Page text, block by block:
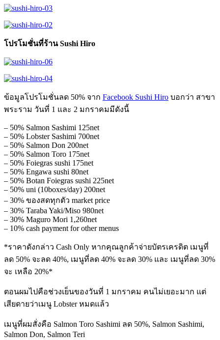
โปรโมชั่นที่ร้าน Sushi Hiro
ข้อมูลโปรโมชั่นลด 50% จาก Facebook Sushi Hiro บอกว่า สาขา
พระราม วันที่ 1 และ 2 มกราคมมีดังนี้
– 50% Salmon Sashimi 125net
– 50% Lobster Sashimi 700net
– 50% Salmon Don 200net
– 50% Salmon Toro 175net
– 50% Foiegras sushi 175net
– 50% Engawa sushi 80net
– 50% Botan Foiegras sushi 225net
– 50% uni (10boxes/day) 200net
– 30% ของสดทุกตัว market price
– 30% Taraba Yaki/Miso 980net
– 30% Maguro Mori 1,260net
– 10% cash payment for other menus
*ราคาดังกล่าว Cash Only หากคุณลูกค้าจ่ายบัตรเครดิต เมนูที่
ลด 50% จะลด 40%, เมนูที่ลด 40% จะลด 30% และ เมนูที่ลด 30%
จะ เหลือ 20%*
ตอนผมไปคือช่วงเย็นของวันที่ 1 มกราคม คนไม่เยอะมาก แต่
เสียดายว่าเมนู Lobster หมดแล้ว
เมนูที่ผมสั่งคือ Salmon Toro Sashimi ลด 50%, Salmon Sashimi,
Salmon Don, Salmon Teri